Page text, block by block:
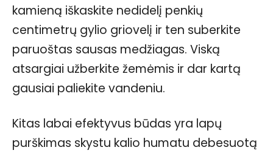
kamieną iškaskite nedidelį penkių
centimetrų gylio griovelį ir ten suberkite
paruoštas sausas medžiagas. Viską
atsargiai užberkite žemėmis ir dar kartą
gausiai paliekite vandeniu.
Kitas labai efektyvus būdas yra lapų
purškimas skystu kalio humatu debesuotą